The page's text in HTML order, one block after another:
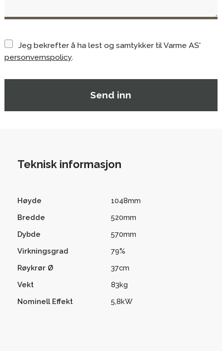
Jeg bekrefter å ha lest og samtykker til Varme AS'
personvernspolicy.
Teknisk informasjon
Høyde 1048mm
Bredde 520mm
Dybde 570mm
Virkningsgrad 79%
Røykrør Ø 37cm
Vekt 83kg
Nominell Effekt 5,8kW